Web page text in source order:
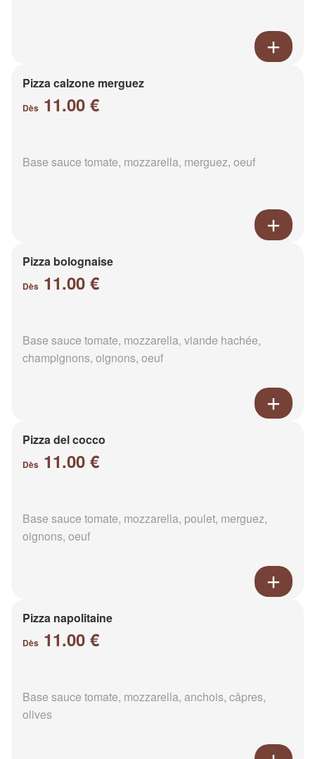
Pizza calzone merguez
Dès 11.00 €
Base sauce tomate, mozzarella, merguez, oeuf
Pizza bolognaise
Dès 11.00 €
Base sauce tomate, mozzarella, viande hachée,
champignons, oignons, oeuf
Pizza del cocco
Dès 11.00 €
Base sauce tomate, mozzarella, poulet, merguez,
oignons, oeuf
Pizza napolitaine
Dès 11.00 €
Base sauce tomate, mozzarella, anchois, câpres,
olives